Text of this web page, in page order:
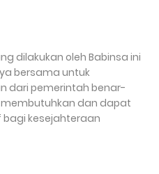
dilakukan oleh Babinsa ini
bersama untuk
dari pemerintah benar-
dan dapat
kesejahteraan